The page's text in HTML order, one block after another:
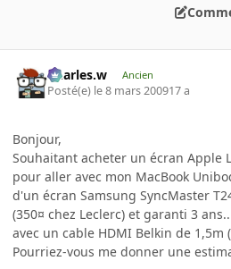
Charles.w Ancien
Posté(e) le 8 mars 200917 a
Bonjour,
Souhaitant acheter un écran Apple
pour aller avec mon MacBook
d'un écran Samsung SyncMaster
(350¤ chez Leclerc) et garanti 3
avec un cable HDMI Belkin de 1,5m
Pourriez-vous me donner une